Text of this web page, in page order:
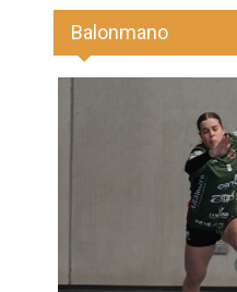
Balonmano